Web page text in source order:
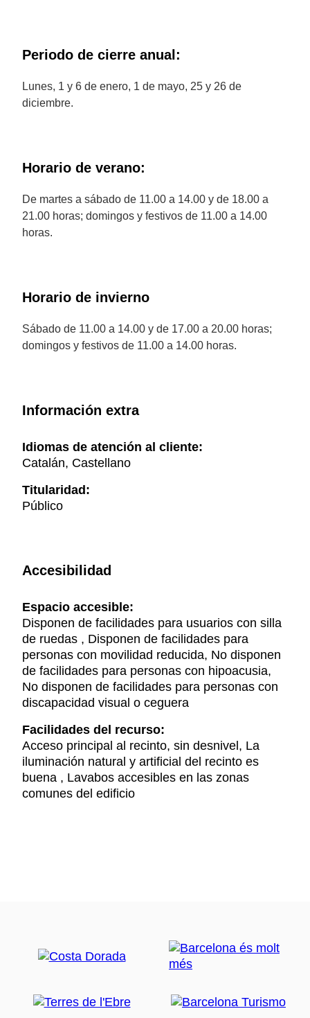
Periodo de cierre anual:
Lunes, 1 y 6 de enero, 1 de mayo, 25 y 26 de
diciembre.
Horario de verano:
De martes a sábado de 11.00 a 14.00 y de 18.00 a
21.00 horas; domingos y festivos de 11.00 a 14.00
horas.
Horario de invierno
Sábado de 11.00 a 14.00 y de 17.00 a 20.00 horas;
domingos y festivos de 11.00 a 14.00 horas.
Información extra
Idiomas de atención al cliente:
Catalán, Castellano
Titularidad:
Público
Accesibilidad
Espacio accesible:
Disponen de facilidades para usuarios con silla
de ruedas , Disponen de facilidades para
personas con movilidad reducida, No disponen
de facilidades para personas con hipoacusia,
No disponen de facilidades para personas con
discapacidad visual o ceguera
Facilidades del recurso:
Acceso principal al recinto, sin desnivel, La
iluminación natural y artificial del recinto es
buena , Lavabos accesibles en las zonas
comunes del edificio